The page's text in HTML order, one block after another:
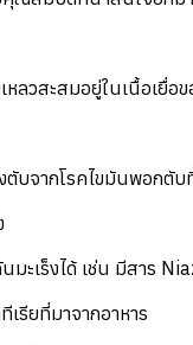
ลวสะสมอยู่ในเนื้อเยื่อ
บจากโรคไขมันพอกตับ
ะเร็งได้ เช่น มีสาร
รียที่มาจากอาหาร